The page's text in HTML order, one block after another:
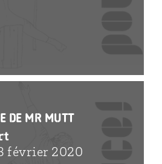
de Mr Mutt
février 2020